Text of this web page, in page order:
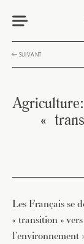
SUIVANT
«
Les Français se
« transition »
l’environnement